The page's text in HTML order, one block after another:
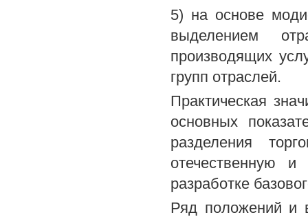
5) на основе
выделением
производящих
групп отраслей.
Практическая
основных
разделения
отечественную
разработке
Ряд положений и